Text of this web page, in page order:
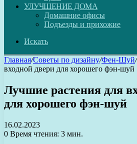
УЛУЧШЕНИЕ ДОМА
Домашние офисы
Подъезды и прихожие
Искать
Главная/Советы по дизайну/Фен-Шуй/
входной двери для хорошего фэн-шуй
Лучшие растения для
для хорошего фэн-шуй
16.02.2023
0 Время чтения: 3 мин.